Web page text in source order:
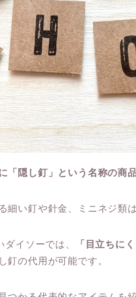
「隠し釘」という名称の商
細い釘や針金、ミニネジ類
イソーでは、
「目立ちに
釘の代用が可能です。